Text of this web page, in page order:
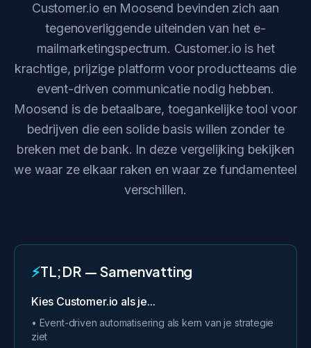
Customer.io en Moosend bevinden zich aan
tegenoverliggende uiteinden van het e-
mailmarketingspectrum. Customer.io is het
krachtige, prijzige platform voor productteams die
event-driven communicatie nodig hebben.
Moosend is de betaalbare, toegankelijke tool voor
bedrijven die een solide basis willen zonder te
breken met de bank. In deze vergelijking bekijken
we waar ze elkaar raken en waar ze fundamenteel
verschillen.
⚡TL;DR — Samenvatting
Kies Customer.io als je...
• Event-driven automatisering als kern van je strategie
ziet